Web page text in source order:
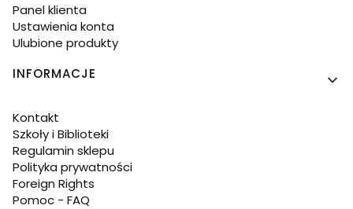
Panel klienta
Ustawienia konta
Ulubione produkty
INFORMACJE
Kontakt
Szkoły i Biblioteki
Regulamin sklepu
Polityka prywatności
Foreign Rights
Pomoc - FAQ